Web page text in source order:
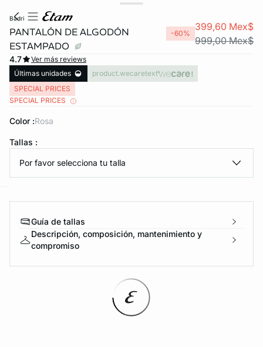
DE PANTIES
badri
PANTALÓN DE ALGODÓN
ESTAMPADO
-60%
399,60 Mex$
999,00 Mex$
4.7
Ver más reviews
Últimas unidades
product.wecaretext
SPECIAL PRICES
SPECIAL PRICES
Color : rosa
Tallas :
Por favor selecciona tu talla
Guía de tallas
Descripción, composición, mantenimiento y
compromiso